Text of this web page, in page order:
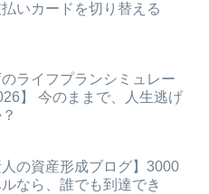
いカードを切り替える
のライフプランシミュレー
】 今のままで、人生逃げ
人の資産形成ブログ】3000
なら、誰でも到達でき